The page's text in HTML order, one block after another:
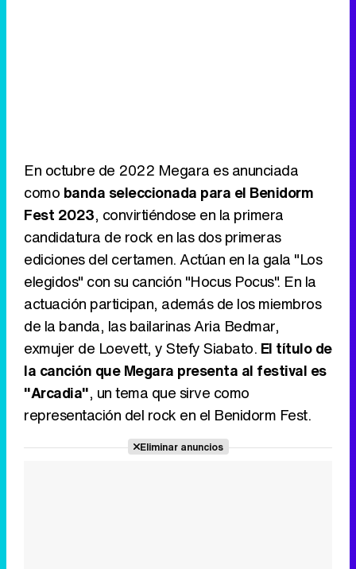
En octubre de 2022 Megara es anunciada
como banda seleccionada para el Benidorm
Fest 2023, convirtiéndose en la primera
candidatura de rock en las dos primeras
ediciones del certamen. Actúan en la gala "Los
elegidos" con su canción "Hocus Pocus". En la
actuación participan, además de los miembros
de la banda, las bailarinas Aria Bedmar,
exmujer de Loevett, y Stefy Siabato. El título de
la canción que Megara presenta al festival es
"Arcadia", un tema que sirve como
representación del rock en el Benidorm Fest.
Eliminar anuncios